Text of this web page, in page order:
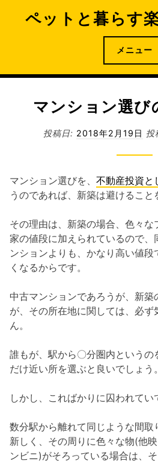
へ
ペットと暮らす
メニュー
マンション選び
投稿日: 2018年2月19日 投
マンション選びを、 不動産投資と
うのであれば、新築は避けること
その理由は、新築の場合、色々な
家の値段に加えられているので、
ンションよりも、かなり高い値
くなるからです。
中古マンションであろうが、新築
が、その所在地に関しては、必
ん。
誰もが、駅から〇分圏内というの
だけ近い所を選ぶと良いでしょう。
しかし、こればかりに囚われてい
数分駅から離れて同じような間
新しく、その周りに色々な物(他
ンビニ)がそろっている場合は、